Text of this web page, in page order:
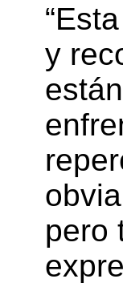
y
pero